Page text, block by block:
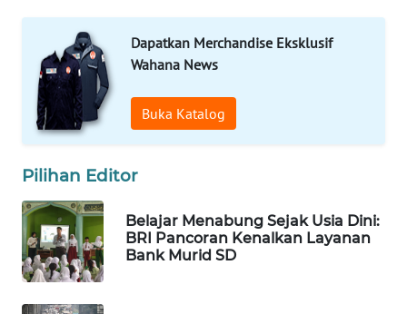
Dapatkan Merchandise Eksklusif
Wahana News
Buka Katalog
Pilihan Editor
Belajar Menabung Sejak Usia Dini:
BRI Pancoran Kenalkan Layanan
Bank Murid SD
WAHANA
LISTRIK
WAHANA
TRAVEL
TV
WAHANANEWS
ID